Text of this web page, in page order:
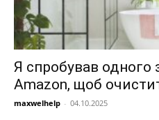
Я спробував одного
Amazon, щоб
maxwelhelp - 04.10.2025